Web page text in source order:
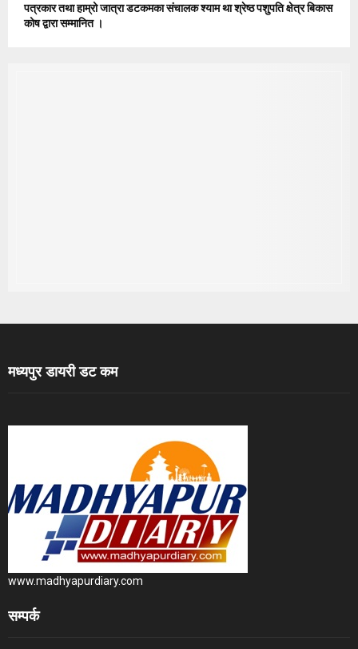
पत्रकार तथा हाम्रो जात्रा डटकमका संचालक श्याम था श्रेष्ठ पशुपति क्षेत्र बिकास
कोष द्वारा सम्मानित ।
मध्यपुर डायरी डट कम
www.madhyapurdiary.com
सम्पर्क